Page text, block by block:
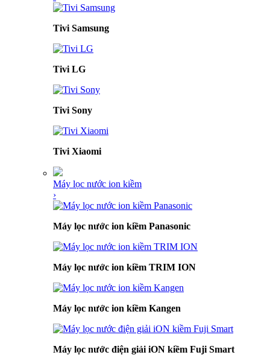
Tivi Samsung
Tivi LG
Tivi Sony
Tivi Xiaomi
Máy lọc nước ion kiềm
›
Máy lọc nước ion kiềm Panasonic
Máy lọc nước ion kiềm TRIM ION
Máy lọc nước ion kiềm Kangen
Máy lọc nước điện giải iON kiềm Fuji Smart